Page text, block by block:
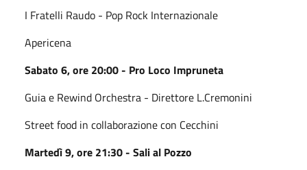
I Fratelli Raudo - Pop Rock Internazionale
Apericena
Sabato 6, ore 20:00 - Pro Loco Impruneta
Guia e Rewind Orchestra - Direttore L.Cremonini
Street food in collaborazione con Cecchini
Martedì 9, ore 21:30 - Sali al Pozzo